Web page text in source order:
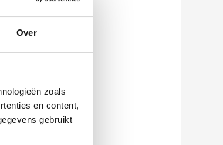
Over
zoals
en content,
gebruikt